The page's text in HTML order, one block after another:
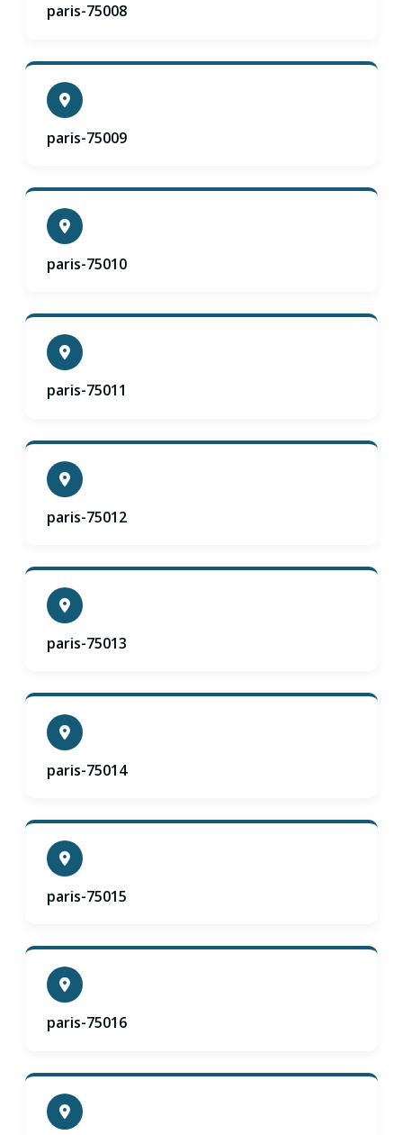
paris-75008
paris-75009
paris-75010
paris-75011
paris-75012
paris-75013
paris-75014
paris-75015
paris-75016